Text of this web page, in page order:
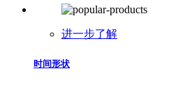
进一步了解
时间形状